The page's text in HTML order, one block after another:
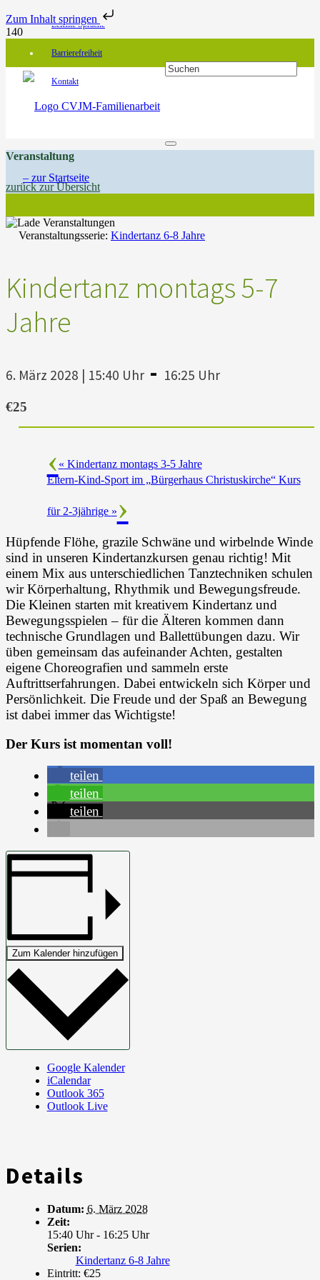
Zum Inhalt springen
Leichte Sprache
Barrierefreiheit
Kontakt
Veranstaltung
zurück zur Übersicht
Veranstaltungsserie: Kindertanz 6-8 Jahre
Kindertanz montags 5-7
Jahre
6. März 2028 | 15:40 Uhr - 16:25 Uhr
€25
« Kindertanz montags 3-5 Jahre
Eltern-Kind-Sport im „Bürgerhaus Christuskirche“ Kurs
für 2-3jährige »
Hüpfende Flöhe, grazile Schwäne und wirbelnde Winde
sind in unseren Kindertanzkursen genau richtig! Mit
einem Mix aus unterschiedlichen Tanztechniken schulen
wir Körperhaltung, Rhythmik und Bewegungsfreude.
Die Kleinen starten mit kreativem Kindertanz und
Bewegungsspielen – für die Älteren kommen dann
technische Grundlagen und Ballettübungen dazu. Wir
üben gemeinsam das aufeinander Achten, gestalten
eigene Choreografien und sammeln erste
Auftrittserfahrungen. Dabei entwickeln sich Körper und
Persönlichkeit. Die Freude und der Spaß an Bewegung
ist dabei immer das Wichtigste!
Der Kurs ist momentan voll!
teilen
teilen
teilen
Zum Kalender hinzufügen
Google Kalender
iCalendar
Outlook 365
Outlook Live
Details
Datum: 6. März 2028
Zeit:
15:40 Uhr - 16:25 Uhr
Serien:
Kindertanz 6-8 Jahre
Eintritt: €25